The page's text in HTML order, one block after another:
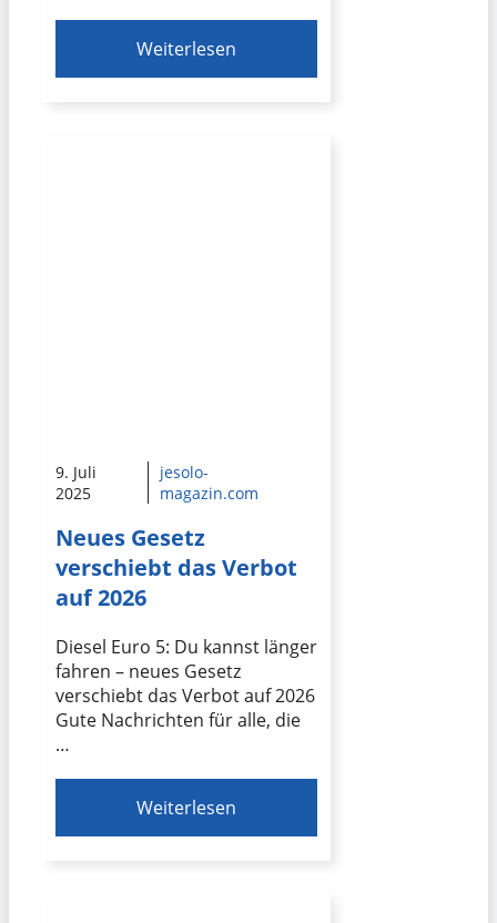
Weiterlesen
9. Juli
2025
jesolo-
magazin.com
Neues Gesetz
verschiebt das Verbot
auf 2026
Diesel Euro 5: Du kannst länger
fahren – neues Gesetz
verschiebt das Verbot auf 2026
Gute Nachrichten für alle, die
…
Weiterlesen